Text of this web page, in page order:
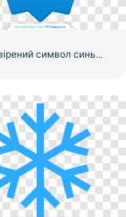
Перевірений символ синього градієнта Instagram